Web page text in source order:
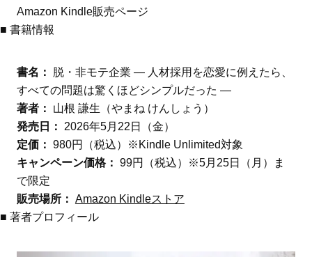
Amazon Kindle販売ページ
■ 書籍情報
書名：
脱・非モテ企業 ― 人材採用を恋愛に例えたら、
すべての問題は驚くほどシンプルだった ―
著者：
山根 謙生（やまね けんしょう）
発売日： 2026年5月22日（金）
定価： 980円（税込）※Kindle Unlimited対象
キャンペーン価格： 99円（税込）※5月25日（月）ま
で限定
販売場所： Amazon Kindleストア
■ 著者プロフィール